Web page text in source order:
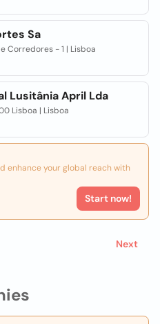
Sa
Corredores - 1 | Lisboa
Lusitânia April Lda
Lisboa | Lisboa
enhance your global reach with
Start now!
Next